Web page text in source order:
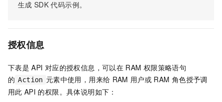
生成 SDK 代码示例。
授权信息
下表是 API 对应的授权信息，可以在 RAM 权限策略语句
的 Action 元素中使用，用来给 RAM 用户或 RAM 角色授予调
用此 API 的权限。具体说明如下：